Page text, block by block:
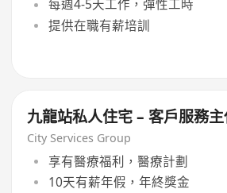
每週4-5天工作，彈性工時
提供在職有薪培訓
九龍站私人住宅 – 客戶服務
City Services Group
享有醫療福利，醫療計劃
10天有薪年假，年終獎金